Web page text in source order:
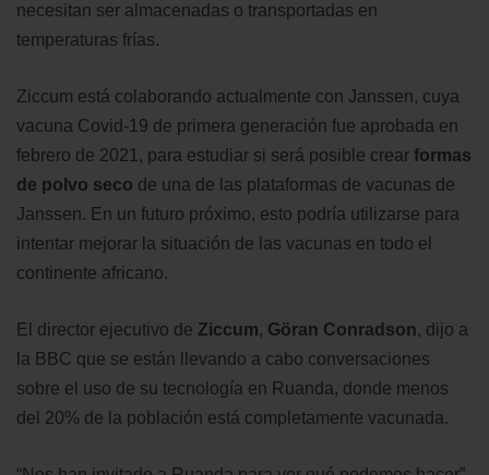
necesitan ser almacenadas o transportadas en
temperaturas frías.
Ziccum está colaborando actualmente con Janssen, cuya
vacuna Covid-19 de primera generación fue aprobada en
febrero de 2021, para estudiar si será posible crear formas
de polvo seco de una de las plataformas de vacunas de
Janssen. En un futuro próximo, esto podría utilizarse para
intentar mejorar la situación de las vacunas en todo el
continente africano.
El director ejecutivo de Ziccum, Göran Conradson, dijo a
la BBC que se están llevando a cabo conversaciones
sobre el uso de su tecnología en Ruanda, donde menos
del 20% de la población está completamente vacunada.